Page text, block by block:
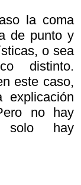
la coma
de punto y
o sea
distinto.
este caso,
no hay
hay